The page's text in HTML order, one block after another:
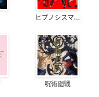
ヒプノシスマ...
呪術廻戦